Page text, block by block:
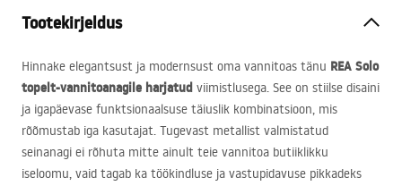
Tootekirjeldus
Hinnake elegantsust ja modernsust oma vannitoas tänu REA Solo
topelt-vannitoanagile harjatud viimistlusega. See on stiilse disaini
ja igapäevase funktsionaalsuse täiuslik kombinatsioon, mis
rõõmustab iga kasutajat. Tugevast metallist valmistatud
seinanagi ei rõhuta mitte ainult teie vannitoa butiiklikku
iseloomu, vaid tagab ka töökindluse ja vastupidavuse pikkadeks